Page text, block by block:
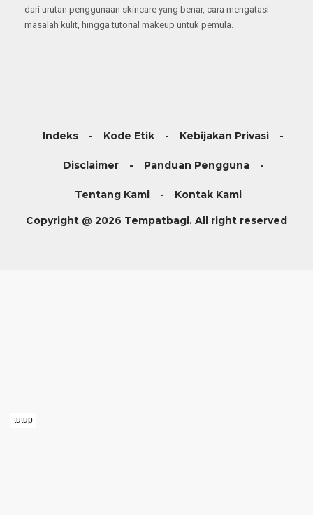
dari urutan penggunaan skincare yang benar, cara mengatasi
masalah kulit, hingga tutorial makeup untuk pemula.
Indeks Kode Etik Kebijakan Privasi
Disclaimer Panduan Pengguna
Tentang Kami Kontak Kami
Copyright @ 2026 Tempatbagi. All right reserved
tutup